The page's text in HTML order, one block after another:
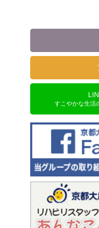
すこやかな生活